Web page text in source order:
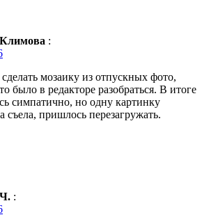
:
мозаику из отпускных фото,
было в редакторе разобраться. В итоге
симпатично, но одну картинку
съела, пришлось перезагружать.
: